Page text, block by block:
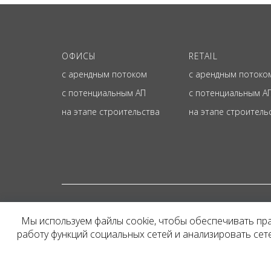
ОФИСЫ
с арендным потоком
с потенциальным АП
на этапе строительства
RETAIL
с арендным
с потенциальным
на этапе
Представленная на
и не является
Мы используем файлы cookie, чтобы обеспечивать
работу функций социальных сетей и анализировать